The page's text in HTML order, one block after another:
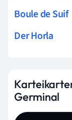
Boule de Suif
Der Horla
Germinal